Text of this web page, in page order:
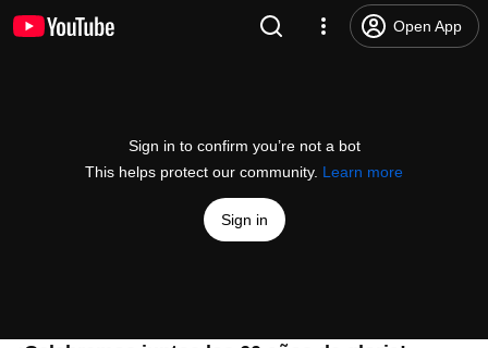
Open App
Sign in to confirm you’re not a bot
This helps protect our community. Learn more
Sign in